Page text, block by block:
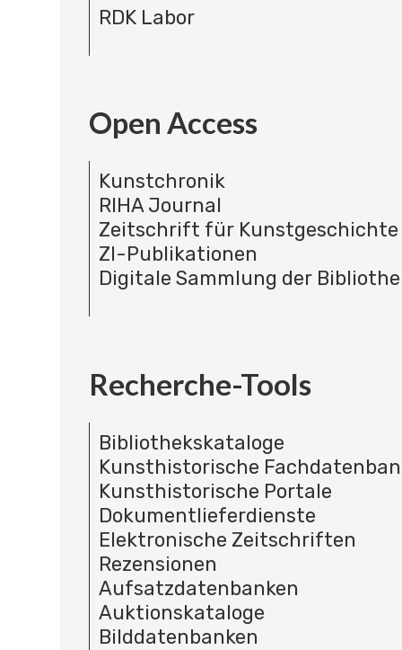
RDK Labor
Open Access
Kunstchronik
RIHA Journal
Zeitschrift für Kunstgeschichte
ZI-Publikationen
Digitale Sammlung der
Recherche-Tools
Bibliothekskataloge
Kunsthistorische
Kunsthistorische Portale
Dokumentlieferdienste
Elektronische Zeitschriften
Rezensionen
Aufsatzdatenbanken
Auktionskataloge
Bilddatenbanken